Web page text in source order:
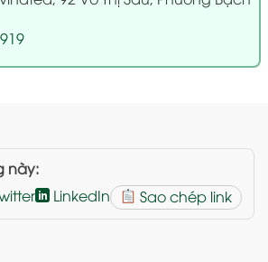
này:
LinkedIn Sao chép link